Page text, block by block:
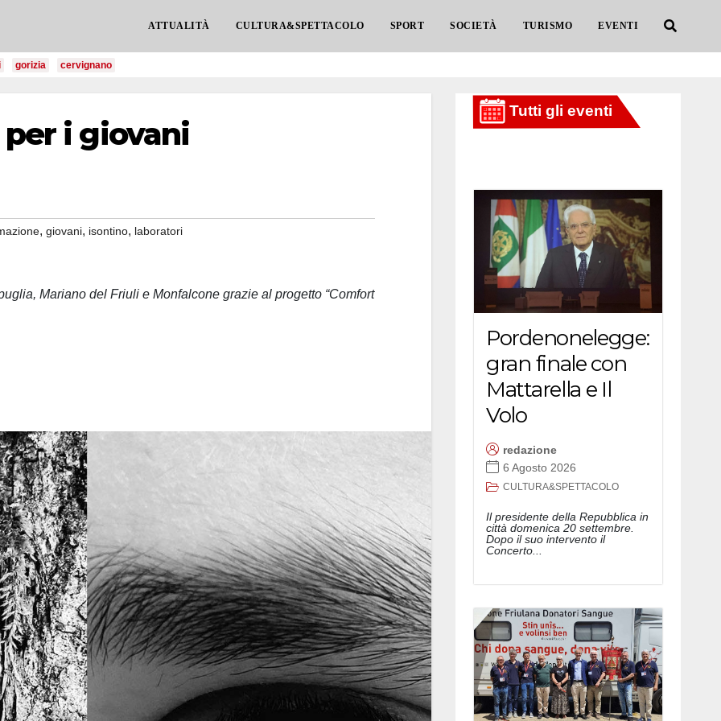
ATTUALITÀ CULTURA&SPETTACOLO SPORT SOCIETÀ TURISMO EVENTI
gorizia cervignano
i giovani
, giovani, isontino, laboratori
Mariano del Friuli e Monfalcone grazie al progetto “Comfort
Pordenonelegge:
gran finale con
Mattarella e Il
Volo
redazione
6 Agosto 2026
CULTURA&SPETTACOLO
Il presidente della Repubblica in
città domenica 20 settembre.
Dopo il suo intervento il
Concerto...